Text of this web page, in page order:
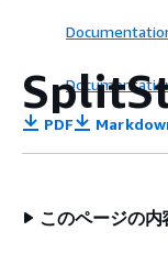
PDF
このページの内